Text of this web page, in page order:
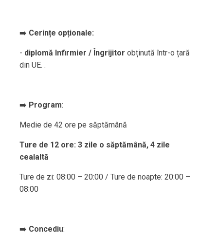
➡️ Cerințe opționale:
- diplomă Infirmier / Îngrijitor obținută într-o țară
din UE. .
➡️ Program:
Medie de 42 ore pe săptămână
Ture de 12 ore: 3 zile o săptămână, 4 zile
cealaltă
Ture de zi: 08:00 – 20:00 / Ture de noapte: 20:00 –
08:00
➡️ Concediu: